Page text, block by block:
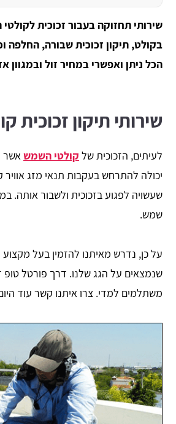
שירותי תחזוקה בעבור זכוכית
בקולט, תיקון זכוכית שבורה,
הכל ניתן ואפשרי במחיר זול ובמגוון
שירותי תיקון זכוכית
לעיתים, הזכוכית של קולטי השמשאשר
יכולה להתרחש בעקבות תנאי מזג
שעשויה לפגוע בזכוכית ולשבור אותה.
שמש.
על כן, נדרש מאיתנו להזמין בעל
שנמצאים על הגג שלנו. דרך פורטל טופ
משתלמים למדי. צרו איתנו קשר עוד
shuki shlomo
האתר מובן גם למי שאינו שולט באינטרנט